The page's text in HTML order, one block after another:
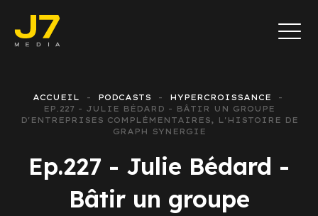
ACCUEIL PODCASTS
HYPERCROISSANCE
EP.227 - JULIE BÉDARD - BÂTIR UN GROUPE
D'ENTREPRISES COMPLÉMENTAIRES, L'HISTOIRE DE
GRAPH SYNERGIE
Ep.227 - Julie Bédard -
Bâtir un groupe